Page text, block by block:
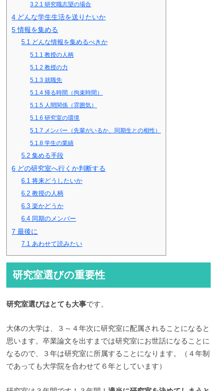
3.2.1 研究職志望の場合
4 どんな学生生活を送りたいか
5情報を集める
5.1 どんな情報を集めるべきか
5.1.1 教授の人柄
5.1.2 教授の力
5.1.3 就職先
5.1.4 帰る時間（拘束時間）
5.1.5 人間関係（雰囲気）
5.1.6 研究室の環境
5.1.7 メンバー（先輩がいるか、同期生との相性）
5.1.8 学生の業績
5.2 集める手段
6 どの研究室へ行くか判断する
6.1 将来どうしたいか
6.2 教授の人柄
6.3 楽かどうか
6.4 同期のメンバー
7 最後に
7.1 あわせて読みたい
研究室選びの重要性
研究室選びはとても大事です。
大体の大学は、３～４年次に研究室に配属されることになると
思います。卒業論文を出すまでは研究室にお世話になることに
なるので、３年は研究室に所属することになります。（４年制
であっても大学院を合わせて６年としています）